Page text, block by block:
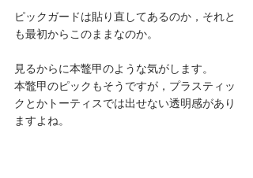
ピックガードは貼り直してあるのか，それと
も最初からこのままなのか。
見るからに本鼈甲のような気がします。
本鼈甲のピックもそうですが，プラスティッ
クとかトーティスでは出せない透明感があり
ますよね。